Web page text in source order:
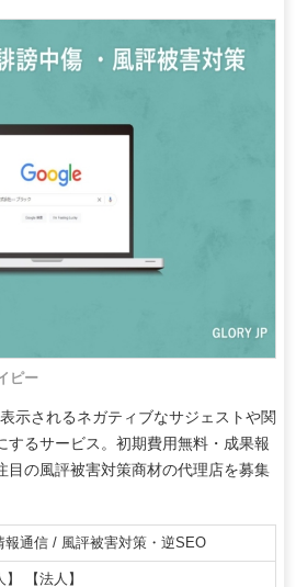
ピー
示されるネガティブなサジェストや関
するサービス。初期費用無料・成果報
目の風評被害対策商材の代理店を募集
報通信 / 風評被害対策・逆SEO
】 【法人】